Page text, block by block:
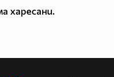
харесани.